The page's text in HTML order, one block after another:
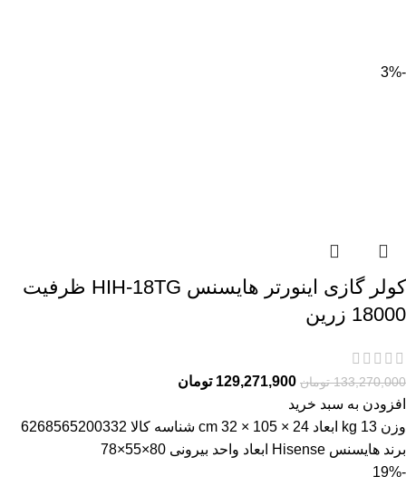
-3%
کولر گازی اینورتر هایسنس HIH-18TG ظرفیت
18000 زرین
133,270,000 تومان 129,271,900 تومان
افزودن به سبد خرید
وزن 13 kg ابعاد 24 × 105 × 32 cm شناسه کالا 6268565200332
برند هایسنس Hisense ابعاد واحد بیرونی 80×55×78
-19%